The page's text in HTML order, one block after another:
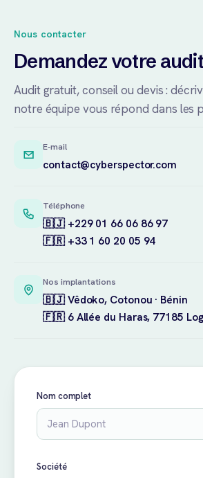
Nous contacter
Demandez votre
Audit gratuit, conseil ou devis :
notre équipe vous répond dans les
E-mail
contact@cyberspector.com
Téléphone
🇧🇯 +229 01 66 06 86 97
🇫🇷 +33 1 60 20 05 94
Nos implantations
🇧🇯 Vêdoko, Cotonou · Bénin
🇫🇷 6 Allée du Haras, 77185
Nom complet
Société